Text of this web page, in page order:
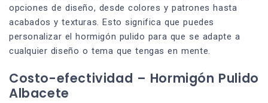
opciones de diseño, desde colores y patrones hasta
acabados y texturas. Esto significa que puedes
personalizar el hormigón pulido para que se adapte a
cualquier diseño o tema que tengas en mente.
Costo-efectividad – Hormigón Pulido
Albacete